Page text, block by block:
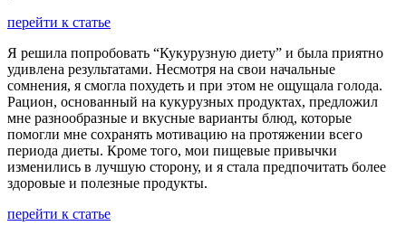
перейти к статье
Я решила попробовать “Кукурузную диету” и была приятно
удивлена результатами. Несмотря на свои начальные
сомнения, я смогла похудеть и при этом не ощущала голода.
Рацион, основанный на кукурузных продуктах, предложил
мне разнообразные и вкусные варианты блюд, которые
помогли мне сохранять мотивацию на протяжении всего
периода диеты. Кроме того, мои пищевые привычки
изменились в лучшую сторону, и я стала предпочитать более
здоровые и полезные продукты.
перейти к статье